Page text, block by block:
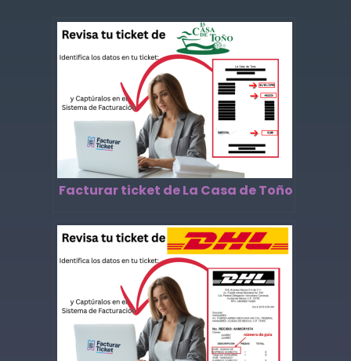
Facturar ticket de La Casa de Toño